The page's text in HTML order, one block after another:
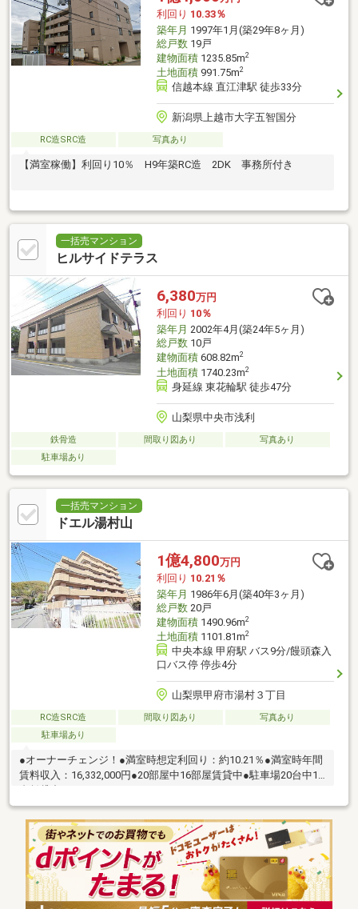
利回り 10.33％
築年月 1997年1月(築29年8ヶ月)
総戸数19戸
建物面積1235.85m2
土地面積991.75m2
信越本線 直江津駅 徒歩33分
新潟県上越市大字五智国分
RC造SRC造 写真あり
【満室稼働】利回り10％ H9年築RC造 2DK 事務所付き
一括売マンション
ヒルサイドテラス
6,380万円
利回り 10％
築年月 2002年4月(築24年5ヶ月)
総戸数10戸
建物面積608.82m2
土地面積1740.23m2
身延線 東花輪駅 徒歩47分
山梨県中央市浅利
鉄骨造 間取り図あり
写真あり
駐車場あり
一括売マンション
ドエル湯村山
1億4,800万円
利回り 10.21％
築年月 1986年6月(築40年3ヶ月)
総戸数20戸
建物面積1490.96m2
土地面積1101.81m2
中央本線 甲府駅 バス9分/饅頭森入
口バス停 停歩4分
山梨県甲府市湯村３丁目
RC造SRC造 間取り図あり
写真あり
駐車場あり
●オーナーチェンジ！●満室時想定利回り：約10.21％●満室時年間
賃料収入：16,332,000円●20部屋中16部屋賃貸中●駐車場20台中16